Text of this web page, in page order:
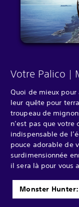
Votre Palico |
Quoi de mieux
leur quête pour
troupeau de
n’est pas que
indispensable de
pouce adorable de
surdimensionnée
il sera là pour vous
Monster